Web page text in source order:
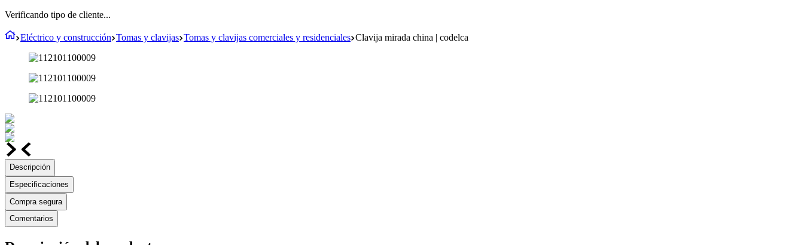
Verificando tipo de cliente...
Eléctrico y construcción Tomas y clavijas Tomas y clavijas comerciales y residenciales Clavija mirada china | codelca
Descripción
Especificaciones
Compra segura
Comentarios